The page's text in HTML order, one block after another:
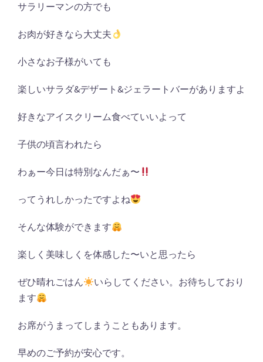
サラリーマンの方でも
お肉が好きなら大丈夫
小さなお子様がいても
楽しいサラダ&デザート &ジェラートバーがありますよ
好きなアイスクリーム食べていいよって
子供の頃言われたら
わぁー今日は特別なんだぁ〜
ってうれしかったですよね
そんな体験ができます
楽しく美味しくを体感した〜いと思ったら
ぜひ晴れごはん
いらしてください。お待ちしており
ます
お席がうまってしまうこともあります。
早めのご予約が安心です。